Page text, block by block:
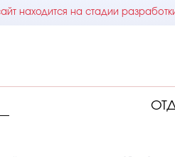
находится на стадии